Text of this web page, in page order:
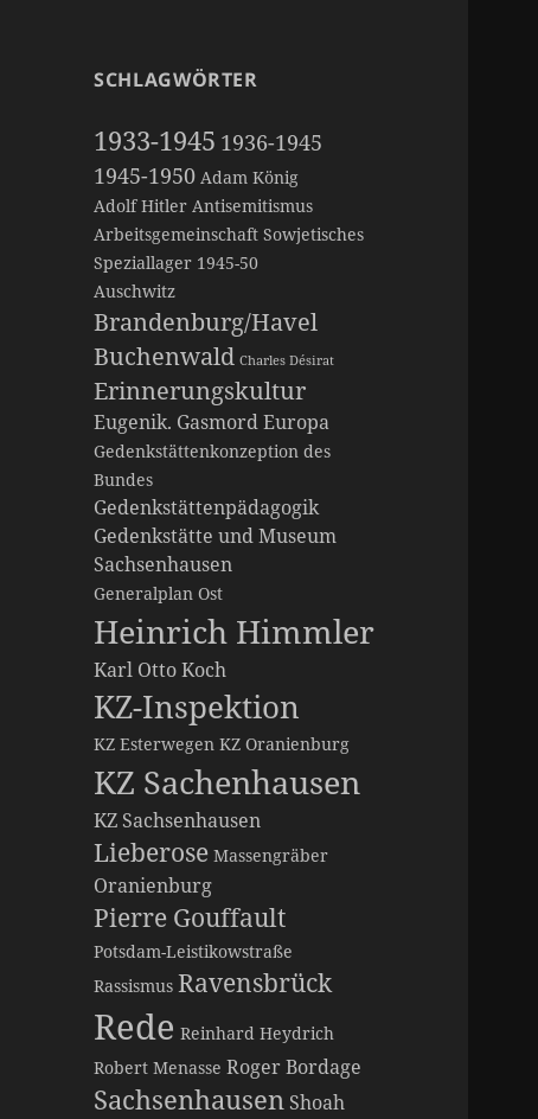
SCHLAGWÖRTER
1933-1945 1936-1945
1945-1950 Adam König
Adolf Hitler Antisemitismus
Arbeitsgemeinschaft Sowjetisches
Speziallager 1945-50
Auschwitz
Brandenburg/Havel
Buchenwald Charles Désirat
Erinnerungskultur
Eugenik. GasmordEuropa
Gedenkstättenkonzeption des
Bundes
Gedenkstättenpädagogik
Gedenkstätte und Museum
Sachsenhausen
Generalplan Ost
Heinrich Himmler
Karl Otto Koch
KZ-Inspektion
KZ Esterwegen KZ Oranienburg
KZ Sachenhausen
KZ Sachsenhausen
Lieberose Massengräber
Oranienburg
Pierre Gouffault
Potsdam-Leistikowstraße
Rassismus Ravensbrück
Rede Reinhard Heydrich
Robert Menasse Roger Bordage
Sachsenhausen Shoah